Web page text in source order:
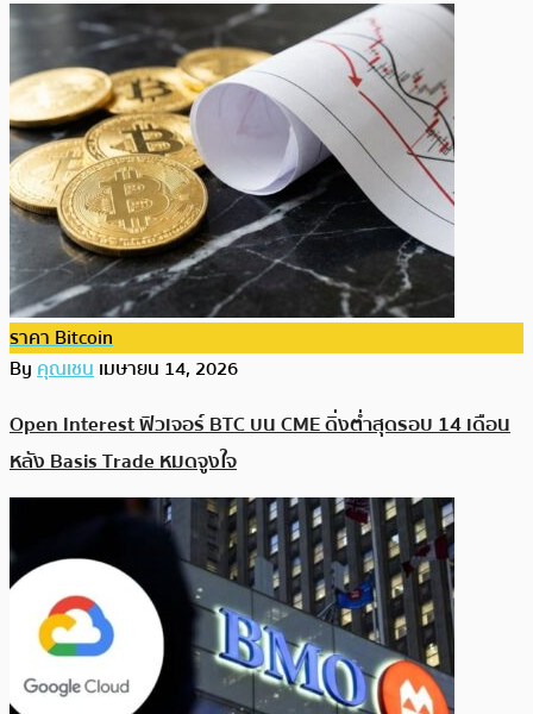
ราคา Bitcoin
Byคุณเชนเมษายน 14, 2026
Open Interest ฟิวเจอร์ BTC บน CME ดิ่งต่ำสุดรอบ 14 เดือน
หลัง Basis Trade หมดจูงใจ